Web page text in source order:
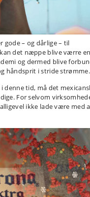
gode – og dårlige – til
det næppe blive værre
og dermed blive
håndsprit i stride strømme.
denne tid, må det
For selvom
ikke lade være med